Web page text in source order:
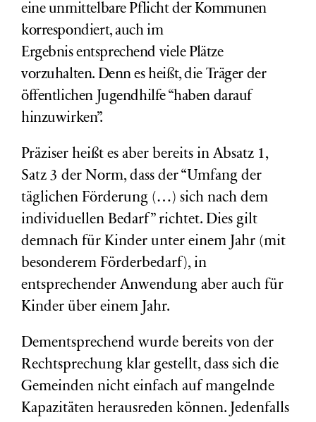
eine unmittelbare Pflicht der Kommunen
korrespondiert,auch im
Ergebnis entsprechend viele Plätze
vorzuhalten. Denn es heißt, die Träger der
öffentlichen Jugendhilfe “haben darauf
hinzuwirken”.
Präziser heißt es aber bereits in Absatz 1,
Satz 3 der Norm, dass der “Umfang der
täglichen Förderung (…) sich nach dem
individuellen Bedarf” richtet. Dies gilt
demnach für Kinder unter einem Jahr (mit
besonderem Förderbedarf), in
entsprechender Anwendung aber auch für
Kinder über einem Jahr.
Dementsprechend wurde bereits von der
Rechtsprechung klar gestellt, dass sich die
Gemeinden nicht einfach auf mangelnde
Kapazitäten herausreden können. Jedenfalls